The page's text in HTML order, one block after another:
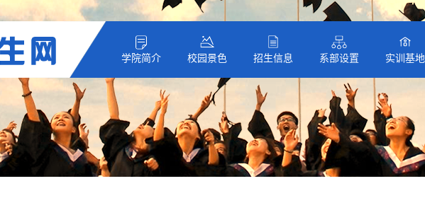
学院简介 校园景色 招生信息 系部设置 实训基地